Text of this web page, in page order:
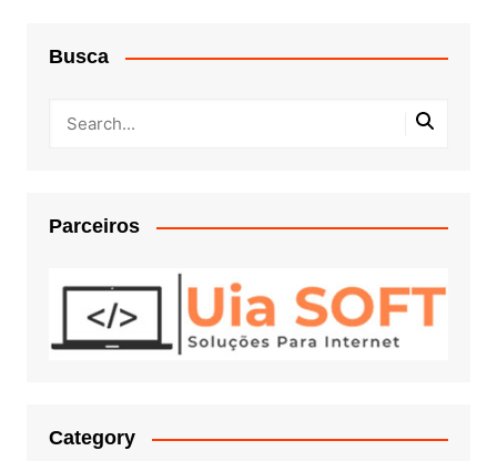
Busca
Parceiros
Category